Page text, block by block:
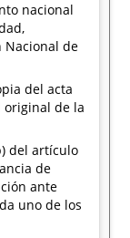
nacional
Nacional de
del acta
original de la
del artículo
de
ante
uno de los